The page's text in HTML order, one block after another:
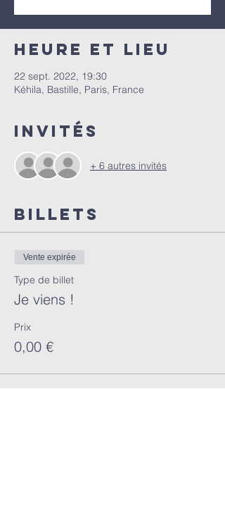
Heure et lieu
22 sept. 2022, 19:30
Kéhila, Bastille, Paris, France
Invités
+ 6 autres invités
Billets
Vente expirée
Type de billet
Je viens !
Prix
0,00 €